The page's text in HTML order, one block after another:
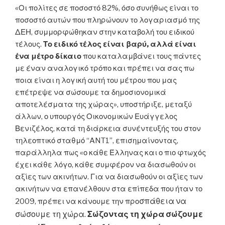
«Οι πολίτες σε ποσοστό 82%, όσο συνήθως είναι το
ποσοστό αυτών που πληρώνουν το λογαριασμό της
ΔΕΗ, συμμορφώθηκαν στην καταβολή του ειδικού
τέλους. Το ειδικό τέλος είναι βαρύ, αλλά είναι
ένα μέτρο δίκαιοπου καταλαμβάνει τους πάντες
με έναν αναλογικό τρόπο και πρέπει να σας πω
ποια είναι η λογική αυτή του μέτρου που μας
επέτρεψε να σώσουμε τα δημοσιονομικά
αποτελέσματα της χώρας», υποστήριξε, μεταξύ
άλλων, ο υπουργός Οικονομικών Ευάγγελος
Βενιζέλος, κατά τη διάρκεια συνέντευξής του στον
τηλεοπτικό σταθμό “ANT1”, επισημαίνοντας,
παράλληλα πως «ο κάθε Έλληνας και ο πιο φτωχός
έχει κάθε λόγο, κάθε συμφέρον να διασωθούν οι
αξίες των ακινήτων. Για να διασωθούν οι αξίες των
ακινήτων να επανέλθουν στα επίπεδα που ήταν το
2009, πρέπει να κάνουμε την προσπάθεια να
σώσουμε τη χώρα. Σώζοντας τη χώρα σώζουμε